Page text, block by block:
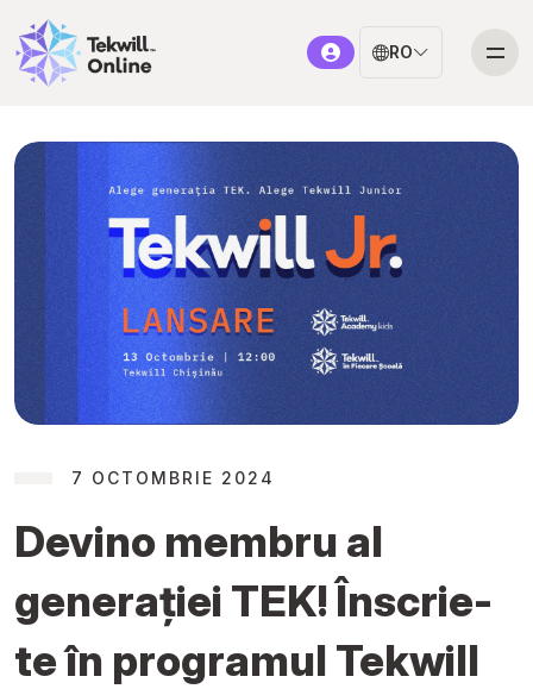
RO
7 OCTOMBRIE 2024
Devino membru al
generației TEK! Înscrie-
te în programul Tekwill